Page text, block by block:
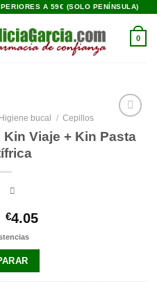
A 59€ (SOLO PENÍNSULA)
0
a la
Higiene bucal / Cepillos
Kin Viaje + Kin Pasta
El
precio
era:
€4.50.
€4.05El
€4.05.